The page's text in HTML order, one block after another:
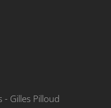
Gilles Pilloud